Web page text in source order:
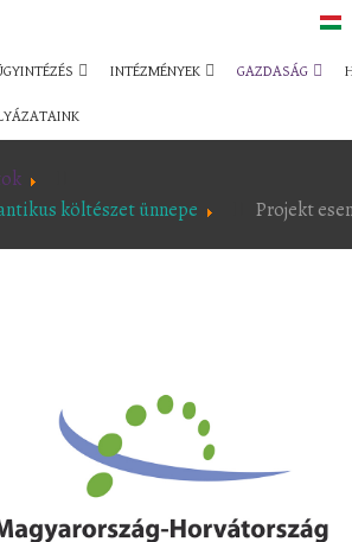
INTÉZMÉNYEK GAZDASÁG
költészet ünnepe
Projekt